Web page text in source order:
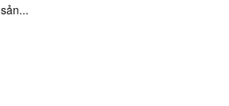
sản...